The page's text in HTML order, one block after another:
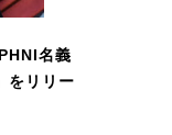
名義
をリリー